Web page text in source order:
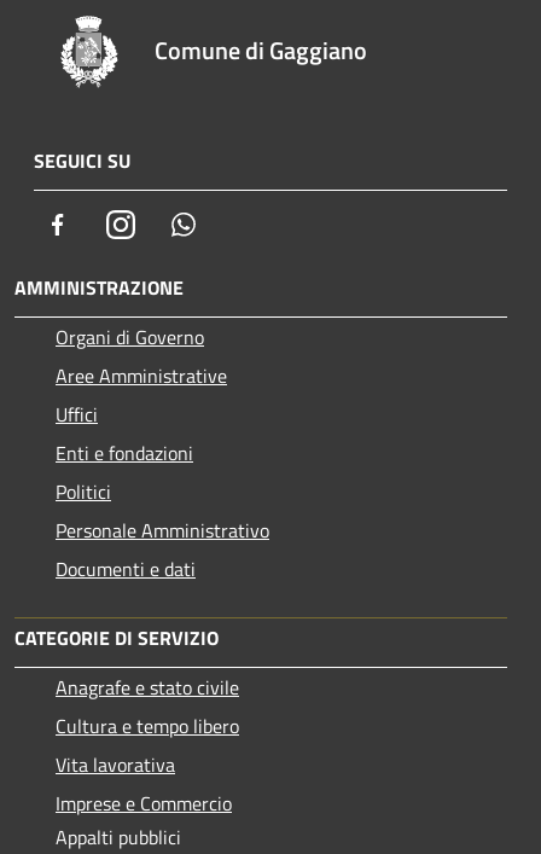
Comune di Gaggiano
SEGUICI SU
FacebookInstagram
AMMINISTRAZIONE
Organi di Governo
Aree Amministrative
Uffici
Enti e fondazioni
Politici
Personale Amministrativo
Documenti e dati
CATEGORIE DI SERVIZIO
Anagrafe e stato civile
Cultura e tempo libero
Vita lavorativa
Imprese e Commercio
Appalti pubblici